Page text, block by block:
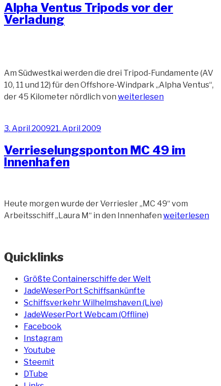
Alpha Ventus Tripods vor der
Verladung
Am Südwestkai werden die drei Tripod-Fundamente (AV
10, 11 und 12) für den Offshore-Windpark „Alpha Ventus“,
der 45 Kilometer nördlich von „Alpha
Verladung“
weiterlesen
Veröffentlicht
3. April 200921. April 2009
Verrieselungsponton MC 49 im
Innenhafen
Heute morgen wurde der Verriesler „MC 49“ vom
Arbeitsschiff „Laura M“ in den Innenhafen weiterlesen
Quicklinks
Größte Containerschiffe der Welt
JadeWeserPort Schiffsankünfte
Schiffsverkehr Wilhelmshaven (Live)
JadeWeserPort Webcam (Offline)
Facebook
Instagram
Youtube
Steemit
DTube